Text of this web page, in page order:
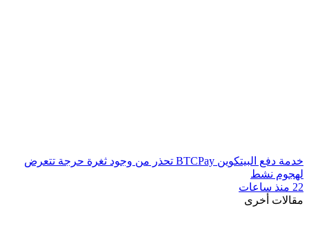
خدمة دفع البيتكوين BTCPay تحذر من وجود ثغرة حرجة تتعرض
لهجوم نشط
22 منذ ساعات
مقالات أخرى